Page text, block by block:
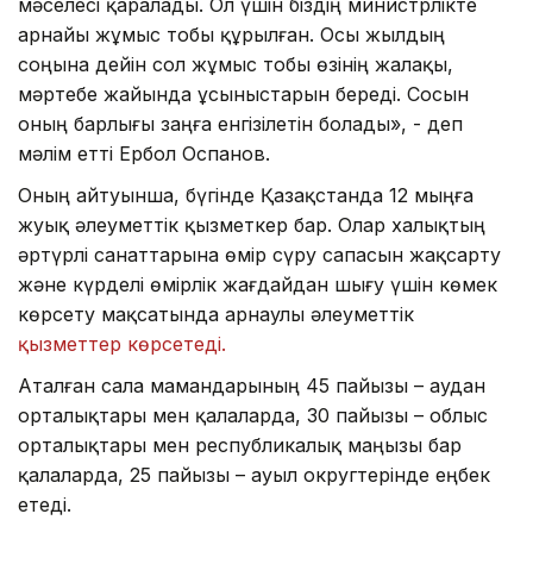
мәселесі қаралады. Ол үшін біздің министрлікте
арнайы жұмыс тобы құрылған. Осы жылдың
соңына дейін сол жұмыс тобы өзінің жалақы,
мәртебе жайында ұсыныстарын береді. Сосын
оның барлығы заңға енгізілетін болады», - деп
мәлім етті Ербол Оспанов.
Оның айтуынша, бүгінде Қазақстанда 12 мыңға
жуық әлеуметтік қызметкер бар. Олар халықтың
әртүрлі санаттарына өмір сүру сапасын жақсарту
және күрделі өмірлік жағдайдан шығу үшін көмек
көрсету мақсатында арнаулы әлеуметтік
қызметтер көрсетеді.
Аталған сала мамандарының 45 пайызы – аудан
орталықтары мен қалаларда, 30 пайызы – облыс
орталықтары мен республикалық маңызы бар
қалаларда, 25 пайызы – ауыл округтерінде еңбек
етеді.